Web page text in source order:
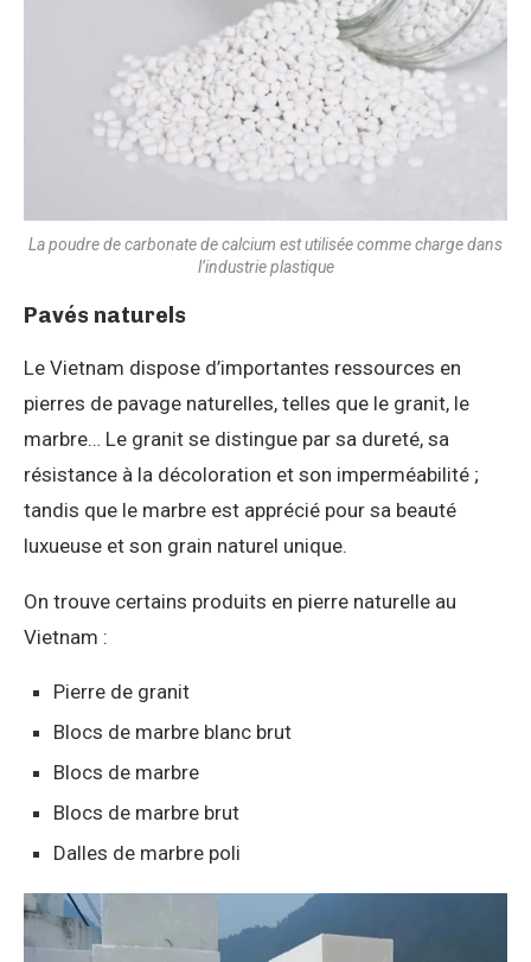
La poudre de carbonate de calcium est utilisée comme charge dans
l’industrie plastique
Pavés naturels
Le Vietnam dispose d’importantes ressources en
pierres de pavage naturelles, telles que le granit, le
marbre… Le granit se distingue par sa dureté, sa
résistance à la décoloration et son imperméabilité ;
tandis que le marbre est apprécié pour sa beauté
luxueuse et son grain naturel unique.
On trouve certains produits en pierre naturelle au
Vietnam :
Pierre de granit
Blocs de marbre blanc brut
Blocs de marbre
Blocs de marbre brut
Dalles de marbre poli